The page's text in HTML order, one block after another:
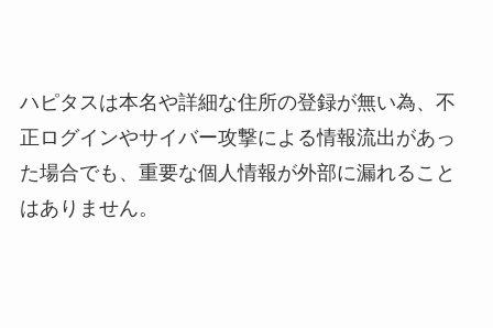
ハピタスは本名や詳細な住所の登録が無い為、不
正ログインやサイバー攻撃による情報流出があっ
た場合でも、重要な個人情報が外部に漏れること
はありません。